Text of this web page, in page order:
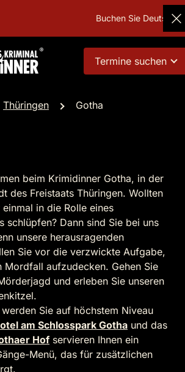
Buchen Sie
Termine suchen
Thüringen Gotha
beim Krimidinner Gotha, in der
des Freistaats Thüringen. Wollten
in die Rolle eines
schlüpfen? Dann sind Sie bei uns
unsere herausragenden
Sie vor die verzwickte Aufgabe,
Mordfall aufzudecken. Gehen Sie
und erleben Sie unseren
Sie auf höchstem Niveau
am Schlosspark Gotha und das
Hofservieren Ihnen ein
Menü, das für zusätzlichen